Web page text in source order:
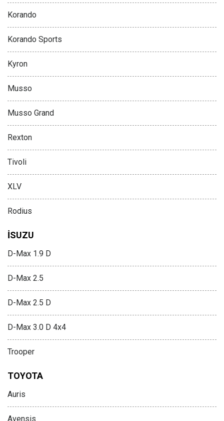
Korando
Korando Sports
Kyron
Musso
Musso Grand
Rexton
Tivoli
XLV
Rodius
İSUZU
D-Max 1.9 D
D-Max 2.5
D-Max 2.5 D
D-Max 3.0 D 4x4
Trooper
TOYOTA
Auris
Avensis